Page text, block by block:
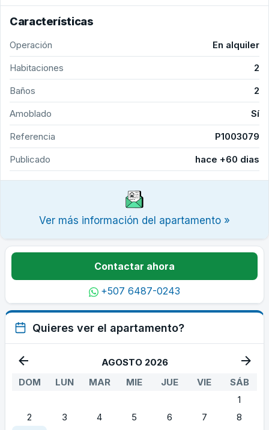
Características
Operación
En alquiler
Habitaciones
2
Baños
2
Amoblado
Sí
Referencia
P1003079
Publicado
hace +60 dias
Ver más información del apartamento »
Contactar ahora
+507 6487-0243
Quieres ver el apartamento?
AGOSTO 2026
DOM
LUN MAR MIE JUE VIE
SÁB
1
2
3 4 5 6 7
8